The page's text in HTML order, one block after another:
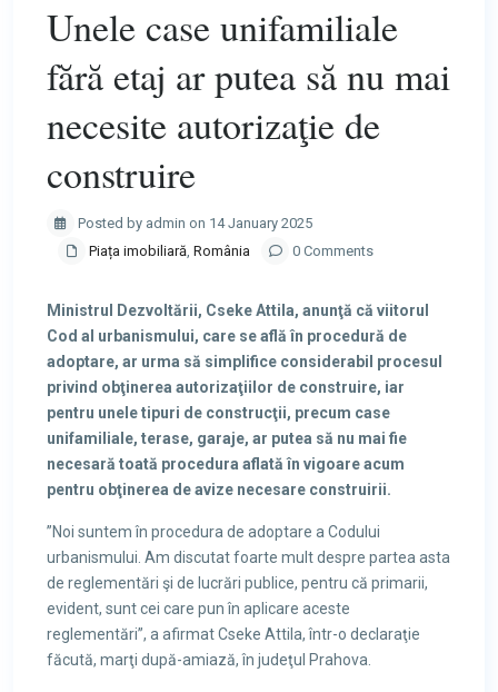
Unele case unifamiliale
fără etaj ar putea să nu mai
necesite autorizaţie de
construire
Posted by admin on 14 January 2025
Piața imobiliară, România 0 Comments
Ministrul Dezvoltării, Cseke Attila, anunţă că viitorul
Cod al urbanismului, care se află în procedură de
adoptare, ar urma să simplifice considerabil procesul
privind obţinerea autorizaţiilor de construire, iar
pentru unele tipuri de construcţii, precum case
unifamiliale, terase, garaje, ar putea să nu mai fie
necesară toată procedura aflată în vigoare acum
pentru obţinerea de avize necesare construirii.
”Noi suntem în procedura de adoptare a Codului
urbanismului. Am discutat foarte mult despre partea asta
de reglementări şi de lucrări publice, pentru că primarii,
evident, sunt cei care pun în aplicare aceste
reglementări”, a afirmat Cseke Attila, într-o declaraţie
făcută, marţi după-amiază, în judeţul Prahova.